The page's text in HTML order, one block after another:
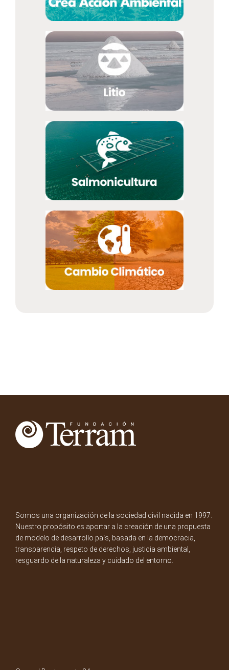
Somos una organización de la sociedad civil nacida en 1997.
Nuestro propósito es aportar a la creación de una propuesta
de modelo de desarrollo país, basada en la democracia,
transparencia, respeto de derechos, justicia ambiental,
resguardo de la naturaleza y cuidado del entorno.